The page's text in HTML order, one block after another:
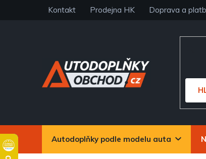
Kontakt Prodejna HK Doprava a
Autodoplňky podle modelu auta